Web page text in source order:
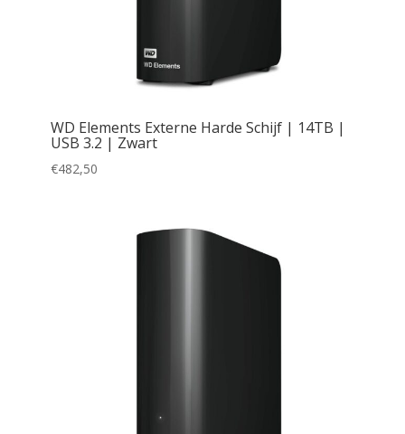
WD Elements Externe Harde Schijf | 14TB |
USB 3.2 | Zwart
€482,50